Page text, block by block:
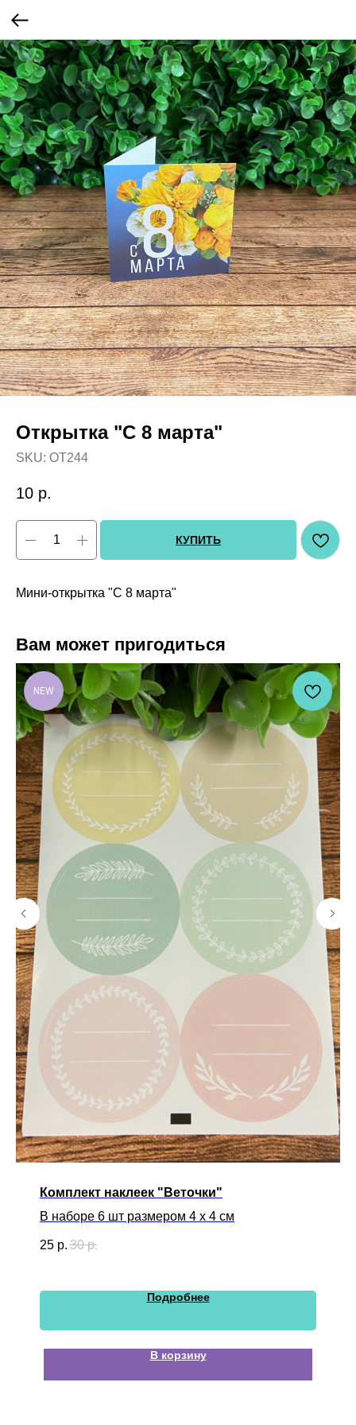
Открытка "С 8 марта"
SKU: OT244
10 р.
КУПИТЬ
Мини-открытка "С 8 марта"
Вам может пригодиться
NEW
Комплект наклеек "Веточки"
В наборе 6 шт размером 4 х 4 см
25 р. 30 р.
Подробнее
В корзину